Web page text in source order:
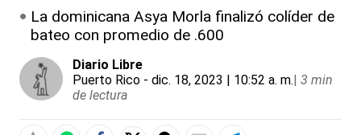
La dominicana Asya Morla finalizó colíder de
bateo con promedio de .600
Diario Libre
Puerto Rico - dic. 18, 2023 | 10:52 a. m.| 3 min
de lectura